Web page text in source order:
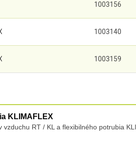
1003156
1003140
1003159
KLIMAFLEX
RT / KL a flexibilného potrubia